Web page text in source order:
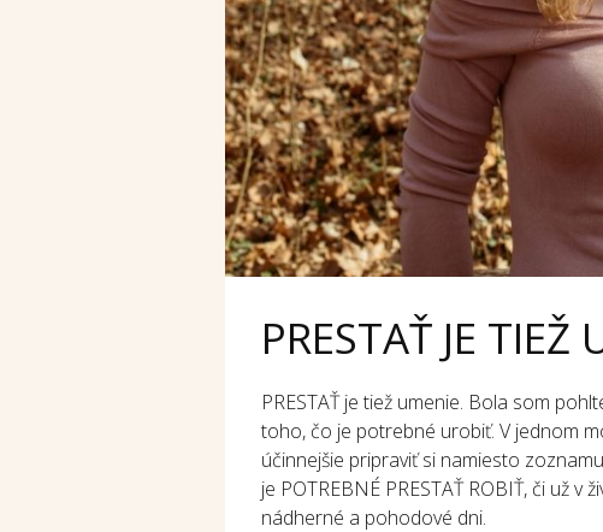
PRESTAŤ JE TIEŽ
PRESTAŤ je tiež umenie. Bola som
toho, čo je potrebné urobiť. V jednom
účinnejšie pripraviť si namiesto
je POTREBNÉ PRESTAŤ ROBIŤ, či už
nádherné a pohodové dni.